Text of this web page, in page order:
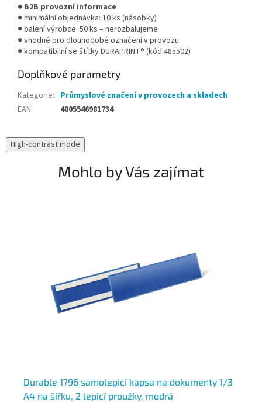
● B2B provozní informace
● minimální objednávka: 10 ks (násobky)
● balení výrobce: 50 ks – nerozbalujeme
● vhodné pro dlouhodobé označení v provozu
● kompatibilní se štítky DURAPRINT® (kód 485502)
Doplňkové parametry
Kategorie: Průmyslové značení v provozech a skladech
EAN: 4005546981734
High-contrast mode
Mohlo by Vás zajímat
Durable 1796 samolepicí kapsa na dokumenty 1/3
A4 na šířku, 2 lepicí proužky, modrá